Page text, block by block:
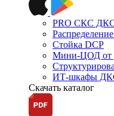
PRO СКС
Стойка DCP
Мини-ЦОД от
ИТ-шкафы
Скачать каталог